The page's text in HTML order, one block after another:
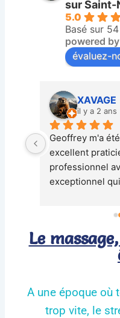
sur Saint-
5.0
Basé sur
powered by
évaluez-
XAVAGE
il y a 2 ans
Geoffrey m'a
excellent
professionnel
exceptionnel
et est en
réticents. Je le
ses massages
Le
A une époque où
trop vite, le